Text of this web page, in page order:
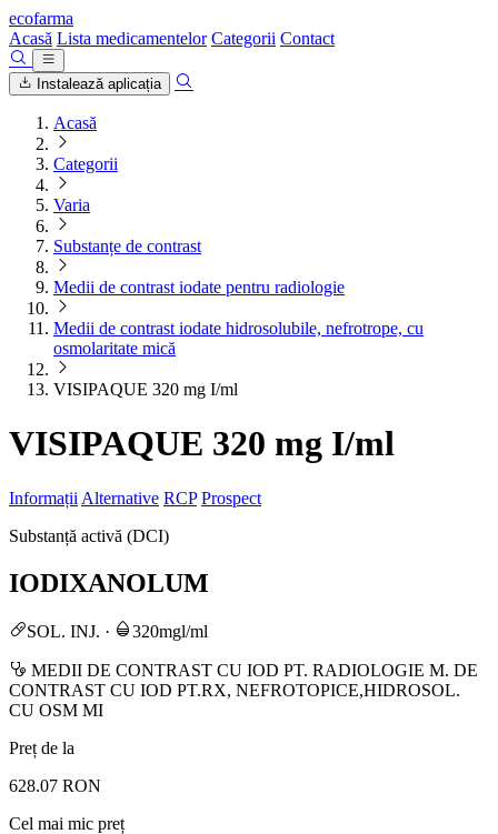
ecofarma
Acasă Lista medicamentelor Categorii Contact
Instalează aplicația
Acasă
Categorii
Varia
Substanțe de contrast
Medii de contrast iodate pentru radiologie
Medii de contrast iodate hidrosolubile, nefrotrope, cu
osmolaritate mică
VISIPAQUE 320 mg I/ml
VISIPAQUE 320 mg I/ml
Informații Alternative RCP Prospect
Substanță activă (DCI)
IODIXANOLUM
SOL. INJ. · 320mgl/ml
MEDII DE CONTRAST CU IOD PT. RADIOLOGIE M. DE
CONTRAST CU IOD PT.RX, NEFROTOPICE,HIDROSOL.
CU OSM MI
Preț de la
628.07 RON
Cel mai mic preț